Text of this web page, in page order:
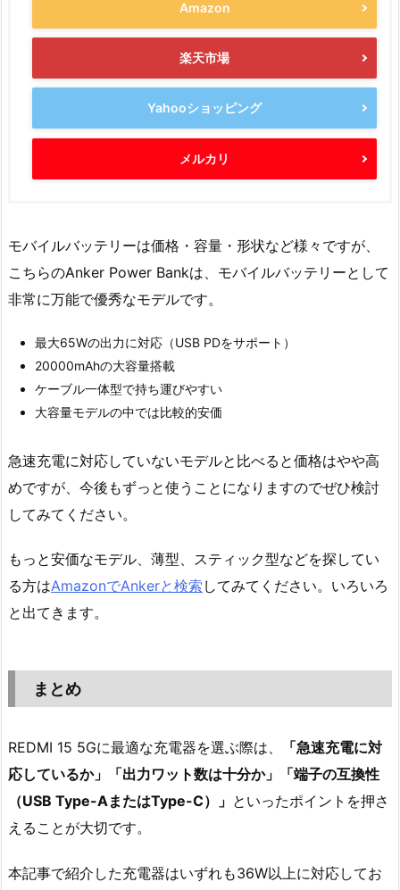
Amazon
楽天市場
Yahooショッピング
メルカリ
モバイルバッテリーは価格・容量・形状など様々ですが、
こちらのAnker Power Bankは、モバイルバッテリーとして
非常に万能で優秀なモデルです。
最大65Wの出力に対応（USB PDをサポート）
20000mAhの大容量搭載
ケーブル一体型で持ち運びやすい
大容量モデルの中では比較的安価
急速充電に対応していないモデルと比べると価格はやや高
めですが、今後もずっと使うことになりますのでぜひ検討
してみてください。
もっと安価なモデル、薄型、スティック型などを探してい
る方はAmazonでAnkerと検索 してみてください。いろいろ
と出てきます。
まとめ
REDMI 15 5Gに最適な充電器を選ぶ際は、
「急速充電に対
応しているか」「出力ワット数は十分か」「端子の互換性
（USB Type-AまたはType-C）」 といったポイントを押さ
えることが大切です。
本記事で紹介した充電器はいずれも36W以上に対応してお